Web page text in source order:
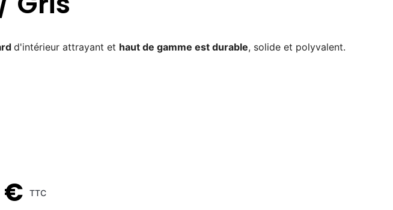
d'intérieur attrayant et haut de gamme est durable, solide et polyvalent.
€ TTC